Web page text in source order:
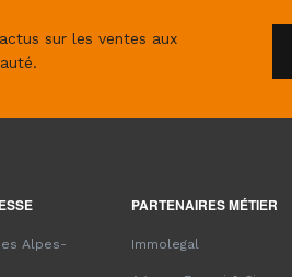
sur les ventes aux
Alpes-
PARTENAIRES MÉTIER
Immolegal